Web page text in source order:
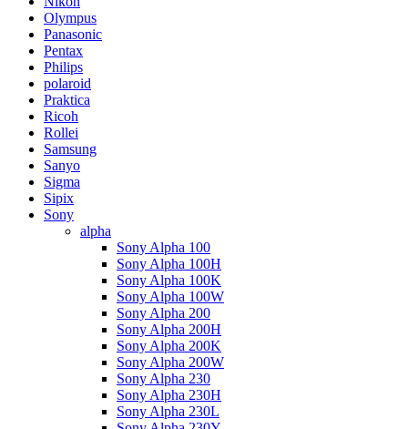
Olympus
Panasonic
Pentax
Philips
polaroid
Praktica
Ricoh
Rollei
Samsung
Sanyo
Sigma
Sipix
Sony
alpha
Sony Alpha 100
Sony Alpha 100H
Sony Alpha 100K
Sony Alpha 100W
Sony Alpha 200
Sony Alpha 200H
Sony Alpha 200K
Sony Alpha 200W
Sony Alpha 230
Sony Alpha 230H
Sony Alpha 230L